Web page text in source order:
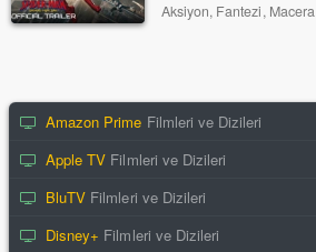
Aksiyon, Fantezi, Macera
Amazon Prime Filmleri ve Dizileri
Apple TV Filmleri ve Dizileri
BluTV Filmleri ve Dizileri
Disney+ Filmleri ve Dizileri